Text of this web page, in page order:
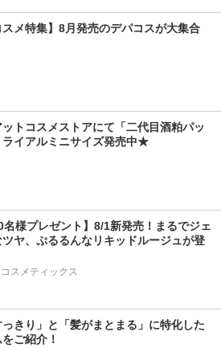
スメ特集】8月発売のデパコスが大集合
トコスメストアにて「二代目酒粕パッ
ライアルミニサイズ発売中★
名様プレゼント】8/1新発売！まるでジェ
ツヤ、ぷるるんなリキッドルージュが登
スメティックス
っきり」と「髪がまとまる」に特化した
ご紹介！